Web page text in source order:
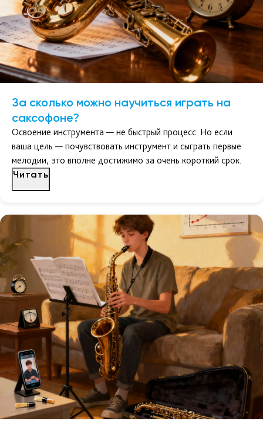
За сколько можно научиться играть на
саксофоне?
Освоение инструмента — не быстрый процесс. Но если
ваша цель — почувствовать инструмент и сыграть первые
мелодии, это вполне достижимо за очень короткий срок.
Читать